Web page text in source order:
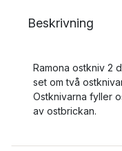
Beskrivning
Ramona ostkniv 2
set om två
Ostknivarna fyller
av ostbrickan.